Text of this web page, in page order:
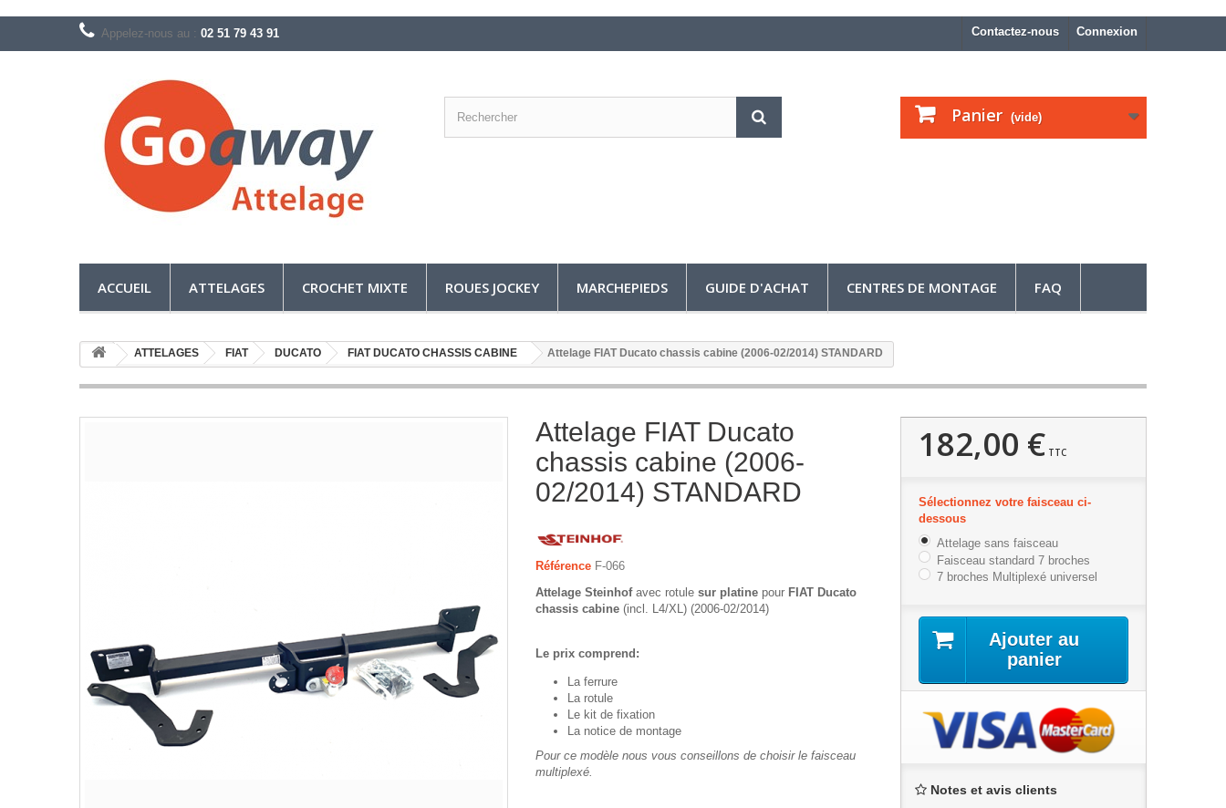
Connexion
Contactez-nous
Appelez-nous au : 02 51 79 43 91
Panier (vide)
ACCUEIL ATTELAGES CROCHET MIXTE ROUES JOCKEY MARCHEPIEDS GUIDE D'ACHAT CENTRES DE MONTAGE FAQ
ATTELAGES FIAT DUCATO FIAT DUCATO CHASSIS CABINE Attelage FIAT Ducato chassis cabine (2006-02/2014) STANDARD
Attelage FIAT Ducato
chassis cabine (2006-
02/2014) STANDARD
Référence F-066
Attelage Steinhofavec rotule sur platine pour FIAT Ducato
chassis cabine (incl. L4/XL) (2006-02/2014)
Le prix comprend:
La ferrure
La rotule
Le kit de fixation
La notice de montage
Pour ce modèle nous vous conseillons de choisir le faisceau
multiplexé.
182,00 € TTC
Sélectionnez votre faisceau ci-
dessous
Attelage sans faisceau
Faisceau standard 7 broches
7 broches Multiplexé universel
Ajouter au
panier
Notes et avis clients